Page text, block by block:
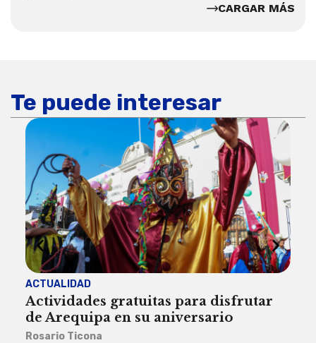
CARGAR MÁS
Te puede interesar
ACTUALIDAD
Actividades gratuitas para disfrutar
de Arequipa en su aniversario
Rosario Ticona